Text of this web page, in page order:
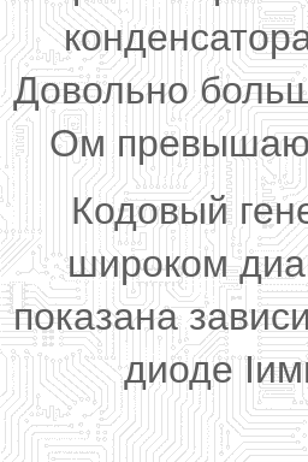
Довольно
Ом
Кодовый
широком
показана
диоде